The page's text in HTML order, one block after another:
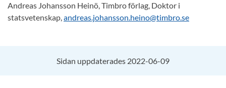
Andreas Johansson Heinö, Timbro förlag, Doktor i
statsvetenskap,andreas.johansson.heino@timbro.se
Sidan uppdaterades 2022-06-09